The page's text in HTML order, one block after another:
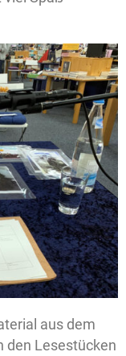
aus dem
den Lesestücken